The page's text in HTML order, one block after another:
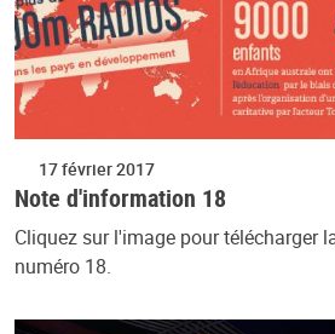
17 février 2017
Note d'information 18
Cliquez sur l'image pour télécharger
numéro 18.